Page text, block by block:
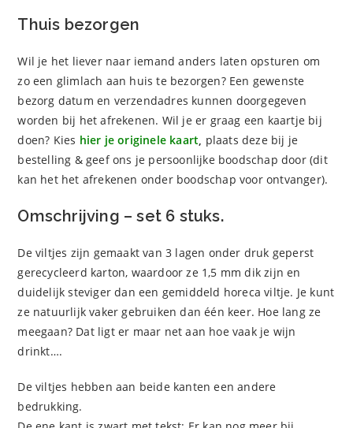
Thuis bezorgen
Wil je het liever naar iemand anders laten opsturen om
zo een glimlach aan huis te bezorgen? Een gewenste
bezorg datum en verzendadres kunnen doorgegeven
worden bij het afrekenen. Wil je er graag een kaartje bij
doen? Kies hier je originele kaart plaats deze bij je
bestelling & geef ons je persoonlijke boodschap door (dit
kan het het afrekenen onder boodschap voor ontvanger).
Omschrijving – set 6 stuks.
De viltjes zijn gemaakt van 3 lagen onder druk geperst
gerecycleerd karton, waardoor ze 1,5 mm dik zijn en
duidelijk steviger dan een gemiddeld horeca viltje. Je kunt
ze natuurlijk vaker gebruiken dan één keer. Hoe lang ze
meegaan? Dat ligt er maar net aan hoe vaak je wijn
drinkt….
De viltjes hebben aan beide kanten een andere
bedrukking.